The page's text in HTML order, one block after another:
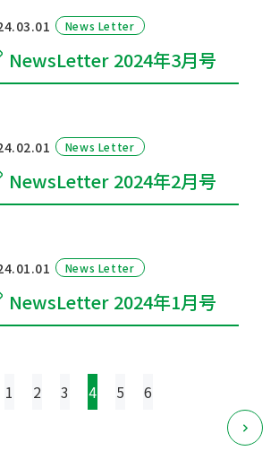
News Letter
NewsLetter 2024年3月号
News Letter
NewsLetter 2024年2月号
News Letter
NewsLetter 2024年1月号
1 2 3 4 5 6